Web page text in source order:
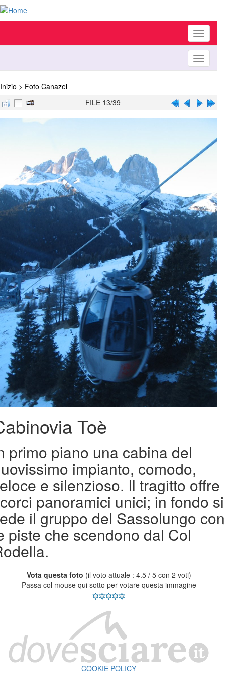
Toggle
Toggle
Inizio > Foto Canazei
FILE 13/39
Toè
primo piano una cabina del
impianto, comodo,
e silenzioso. Il tragitto offre
panoramici unici; in fondo si
il gruppo del Sassolungo con
piste che scendono dal Col
Vota questa foto (il voto attuale : 4.5 / 5 con 2 voti)
Passa col mouse qui sotto per votare questa immagine
COOKIE POLICY